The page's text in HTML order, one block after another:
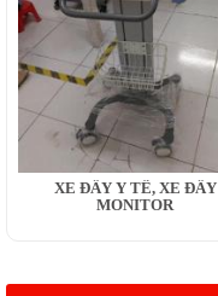
XE ĐẨY Y TẾ, XE ĐẨY
MONITOR